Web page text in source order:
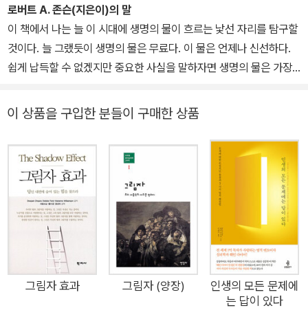
다. 이는 국가 폭력 피해자를 대상으로 한 국내 최초의 꿈작업 시도였
으며, 개인의 꿈을 사회적 맥락 속에서 읽어 내는 일의 의미와 가치를
알리며 많은 주목을 받았다. 현재 꿈과 신화를 통해 개인과 집단의 상
처를 어루만지고 무의식을 탐색하는 일에 매진하고 있다. 지은 책으
나에게 건네는 말》 《선녀는 왜 나무꾼을 떠났을까》 《태초에 할망이
있었다》가 있으며, 옮긴 책으로 《여신의 언어》 《당신의 그림자가 울
고 있다》 《꿈으로 들어가 다시 살아나라》 《꿈이 이끄는 치유의 길》
등이 있다.
로버트 A. 존슨(지은이)의 말
이 책에서 나는 늘 이 시대에 생명의 물이 흐르는 낯선 자리를 탐구할
것이다. 늘 그랬듯이 생명의 물은 무료다. 이 물은 언제나 신선하다.
쉽게 납득할 수 없겠지만 중요한 사실을 말하자면 생명의 물은 가장
들 제것이 아닌 양 쓰레기 처리하듯 던져버리는 장소가 자신의 그림
자다. 그러나 책을 읽는 과정에서 알게 되겠지만 이렇게 우리가 거부
한 그림자는 아주 소중한 가치를 지니고 있다. [......]
당혹스럽겠지만 그림자는 항상 우리 곁에 존재한다. 자기 자신의 그
림자를 발견하고 수용하는 일은 심오한 단계의 영적 수행이다. 이 수
행은 온전한 자기 자신이 되는 과정이므로 그 자체만으로 성스럽다.
이것은 일생에 있어서 가장 중요한 체험이라 말할 수 있다. ('들어가
이 상품을 구입한 분들이 구매한 상품
그림자 효과 그림자 (양장)
인생의 모든 문제에
는 답이 있다